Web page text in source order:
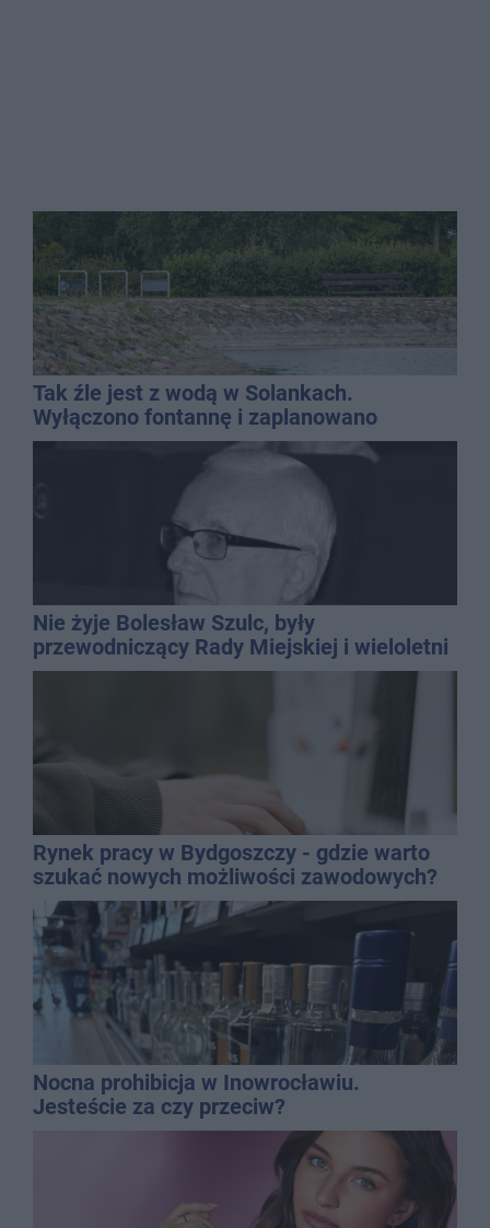
Tak źle jest z wodą w Solankach.
Wyłączono fontannę i zaplanowano
dolewkę
Nie żyje Bolesław Szulc, były
przewodniczący Rady Miejskiej i wieloletni
dyrektor SP 14
Rynek pracy w Bydgoszczy - gdzie warto
szukać nowych możliwości zawodowych?
Nocna prohibicja w Inowrocławiu.
Jesteście za czy przeciw?